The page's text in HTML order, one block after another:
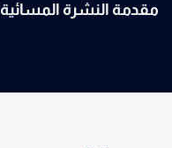
مقدمة النشرة المسائية 05-08-2026